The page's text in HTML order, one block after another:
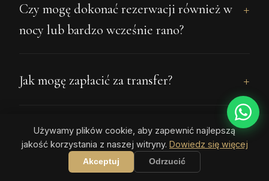
Czy mogę dokonać rezerwacji również w
nocy lub bardzo wcześnie rano?
Jak mogę zapłacić za transfer?
Używamy plików cookie, aby zapewnić najlepszą
jakość korzystania z naszej witryny. Dowiedz się więcej
Akceptuj Odrzucić